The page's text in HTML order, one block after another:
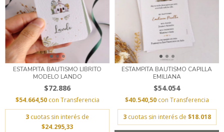
ESTAMPITA BAUTISMO LIBRITO
MODELO LANDO
$72.886
$54.664,50 con Transferencia
3 cuotas sin interés de
$24.295,33
ESTAMPITA BAUTISMO CAPILLA
EMILIANA
$54.054
$40.540,50 con Transferencia
3 cuotas sin interés de $18.018